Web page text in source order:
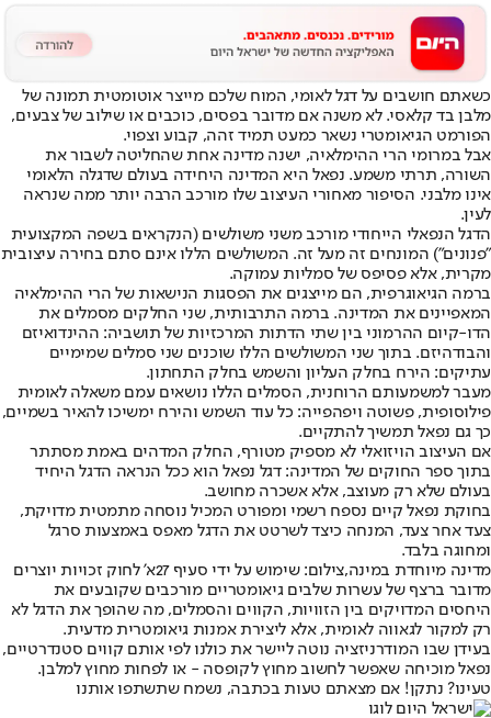
כשאתם חושבים על דגל לאומי, המוח שלכם מייצר אוטומטית תמונה של
מלבן בד קלאסי. לא משנה אם מדובר בפסים, כוכבים או שילוב של צבעים,
הפורמט הגיאומטרי נשאר כמעט תמיד זהה, קבוע וצפוי.
אבל במרומי הרי ההימלאיה, ישנה מדינה אחת שהחליטה לשבור את
השורה, תרתי משמע. נפאל היא המדינה היחידה בעולם שדגלה הלאומי
אינו מלבני. הסיפור מאחורי העיצוב שלו מורכב הרבה יותר ממה שנראה
לעין.
הדגל הנפאלי הייחודי מורכב משני משולשים (הנקראים בשפה המקצועית
"פנונים") המונחים זה מעל זה. המשולשים הללו אינם סתם בחירה עיצובית
מקרית, אלא פסיפס של סמליות עמוקה.
ברמה הגיאוגרפית, הם מייצגים את הפסגות הנישאות של הרי ההימלאיה
המאפיינים את המדינה. ברמה התרבותית, שני החלקים מסמלים את
הדו-קיום ההרמוני בין שתי הדתות המרכזיות של תושביה: ההינדואיזם
והבודהיזם. בתוך שני המשולשים הללו שוכנים שני סמלים שמימיים
עתיקים: הירח בחלק העליון והשמש בחלק התחתון.
מעבר למשמעותם הרוחנית, הסמלים הללו נושאים עמם משאלה לאומית
פילוסופית, פשוטה ויפהפייה: כל עוד השמש והירח ימשיכו להאיר בשמיים,
כך גם נפאל תמשיך להתקיים.
אם העיצוב הויזואלי לא מספיק מטורף, החלק המדהים באמת מסתתר
בתוך ספר החוקים של המדינה: דגל נפאל הוא ככל הנראה הדגל היחיד
בעולם שלא רק מעוצב, אלא אשכרה מחושב.
בחוקת נפאל קיים נספח רשמי ומפורט המכיל נוסחה מתמטית מדויקת,
צעד אחר צעד, המנחה כיצד לשרטט את הדגל מאפס באמצעות סרגל
ומחוגה בלבד.
מדינה מיוחדת במינה,צילום: שימוש על ידי סעיף 27א' לחוק זכויות יוצרים
מדובר ברצף של עשרות שלבים גיאומטריים מורכבים שקובעים את
היחסים המדויקים בין הזוויות, הקווים והסמלים, מה שהופך את הדגל לא
רק למקור לגאווה לאומית, אלא ליצירת אמנות גיאומטרית מדעית.
בעידן שבו המודרניזציה נוטה ליישר את כולנו לפי אותם קווים סטנדרטיים,
נפאל מוכיחה שאפשר לחשוב מחוץ לקופסה - או לפחות מחוץ למלבן.
טעינו? נתקן! אם מצאתם טעות בכתבה, נשמח שתשתפו אותנו